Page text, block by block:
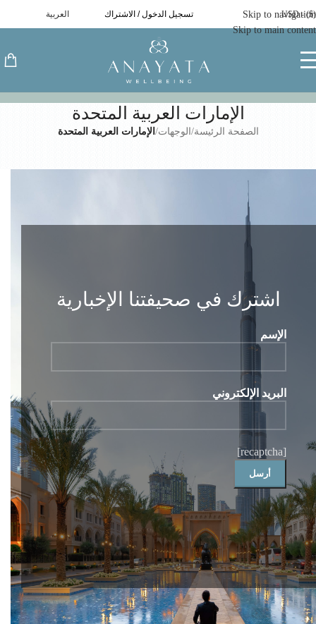
Skip to navigation
Skip to main content
($) - USD تسجيل الدخول / الاشتراك العربية
الإمارات العربية المتحدة​
الصفحة الرئيسة/ الوجهات/ الإمارات العربية المتحدة​
اشترك في صحيفتنا الإخبارية
الإسم
البريد الإلكتروني
[recaptcha]